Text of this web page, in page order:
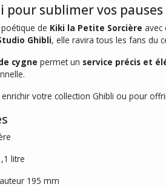
pour sublimer vos
de Kiki la Petite Sorcière avec
Ghibli, elle ravira tous les fans du
cygne permet un service précis et
votre collection Ghibli ou pour
litre
195 mm